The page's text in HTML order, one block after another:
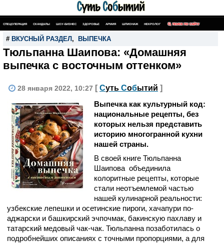
СПЕЦОПЕРАЦИЯ СКАНДАЛЫ ШОУ-БИЗНЕС ЗДОРОВЬЕ АРМИЯ ШПИОНАЖ НЕКРОЛОГ ПОИСК ПО САЙТУ
# ВКУСНЫЙ РАЗДЕЛ , ВЫПЕЧКА
Тюльпанна Шаипова: «Домашняя
выпечка с восточным оттенком»
28 января 2022, 10:27 [ Суть Событий ]
Выпечка как культурный код:
национальные рецепты, без
которых нельзя представить
историю многогранной кухни
нашей страны.
В своей книге Тюльпанна
Шаипова объединила
колоритные рецепты, которые
стали неотъемлемой частью
нашей кулинарной реальности:
узбекские лепешки и осетинские пироги, хачапури по-
аджарски и башкирский эчпочмак, бакинскую пахлаву и
татарский медовый чак-чак. Тюльпанна позаботилась о
подробнейших описаниях с точными пропорциями, а для